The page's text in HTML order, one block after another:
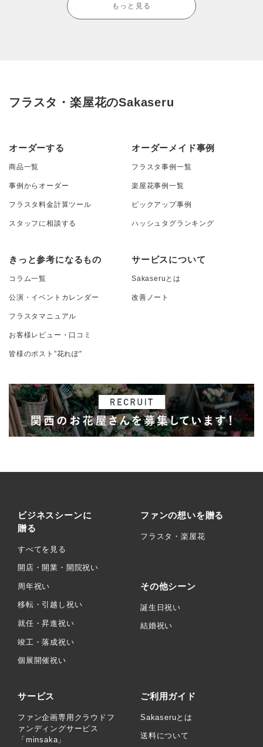
もっと見る
フラスタ・楽屋花のSakaseru
オーダーする
商品一覧
事例からオーダー
フラスタ料金計算ツール
スタッフに相談する
オーダーメイド事例
フラスタ事例一覧
楽屋花事例一覧
ピックアップ事例
ハッシュタグランキング
きっと参考になるもの
コラム一覧
公演・イベントカレンダー
フラスタマニュアル
お客様レビュー・口コミ
皆様のポスト”花れぽ”
サービスについて
Sakaseruとは
改善ノート
ビジネスシーンに
贈る
すべてを見る
開店・開業・開院祝い
周年祝い
移転・引越し祝い
就任・昇進祝い
竣工・落成祝い
個展開催祝い
ファンの想いを贈る
フラスタ・楽屋花
その他シーン
誕生日祝い
結婚祝い
サービス
ファン企画専用クラウドフ
ァンディングサービス
「minsaka」
ご利用ガイド
Sakaseruとは
送料について